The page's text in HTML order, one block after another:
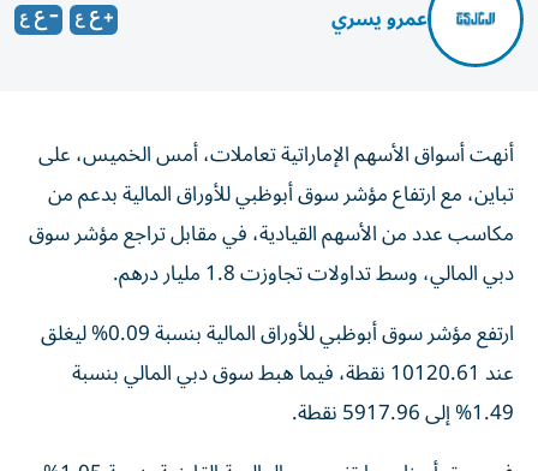
عمرو يسري
أنهت أسواق الأسهم الإماراتية تعاملات، أمس الخميس، على
تباين، مع ارتفاع مؤشر سوق أبوظبي للأوراق المالية بدعم من
مكاسب عدد من الأسهم القيادية، في مقابل تراجع مؤشر سوق
دبي المالي، وسط تداولات تجاوزت 1.8 مليار درهم.
ارتفع مؤشر سوق أبوظبي للأوراق المالية بنسبة 0.09% ليغلق
عند 10120.61 نقطة، فيما هبط سوق دبي المالي بنسبة
1.49% إلى 5917.96 نقطة.